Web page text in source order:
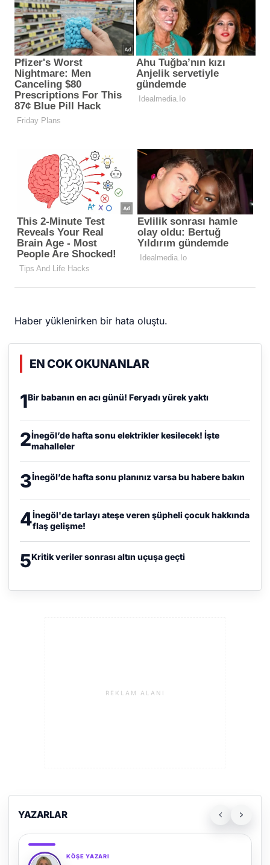
Haber yüklenirken bir hata oluştu.
EN COK OKUNANLAR
1Bir babanın en acı günü! Feryadı yürek yaktı
2İnegöl’de hafta sonu elektrikler kesilecek! İşte
mahalleler
3İnegöl’de hafta sonu planınız varsa bu habere bakın
4İnegöl'de tarlayı ateşe veren şüpheli çocuk hakkında
flaş gelişme!
5Kritik veriler sonrası altın uçuşa geçti
REKLAM ALANI
YAZARLAR
KÖŞE YAZARI